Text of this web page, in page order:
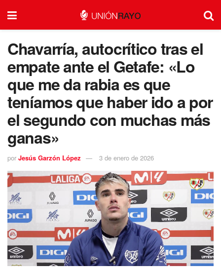
Chavarría, autocrítico tras el
empate ante el Getafe: «Lo
que me da rabia es que
teníamos que haber ido a por
el segundo con muchas más
ganas»
por Jesús Garzón López 3 de enero de 2026